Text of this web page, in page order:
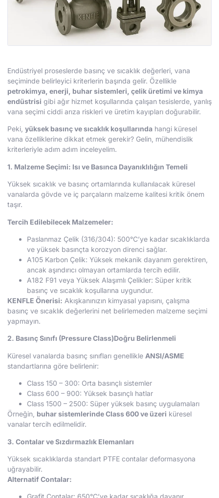
Endüstriyel proseslerde basınç ve sıcaklık değerleri, vana
seçiminde belirleyici kriterlerin başında gelir. Özellikle
petrokimya, enerji, buhar sistemleri, çelik üretimi ve kimya
endüstrisi gibi ağır hizmet koşullarında çalışan tesislerde, yanlış
vana seçimi ciddi arıza riskleri ve üretim kayıpları doğurabilir.
Peki, yüksek basınç ve sıcaklık koşullarında hangi küresel
vana özelliklerine dikkat etmek gerekir? Gelin, mühendislik
kriterleriyle adım adım inceleyelim.
1. Malzeme Seçimi: Isı ve Basınca Dayanıklılığın Temeli
Yüksek sıcaklık ve basınç ortamlarında kullanılacak küresel
vanalarda gövde ve iç parçaların malzeme kalitesi kritik önem
taşır.
Tercih Edilebilecek Malzemeler:
Paslanmaz Çelik (316/304): 500°C’ye kadar sıcaklıklarda
ve yüksek basınçta korozyon direnci sağlar.
A105 Karbon Çelik: Yüksek mekanik dayanım gerektiren,
ancak aşındırıcı olmayan ortamlarda tercih edilir.
A182 F91 veya Yüksek Alaşımlı Çelikler: Süper kritik
basınç ve sıcaklık koşullarına uygundur.
KENFLE Önerisi: Akışkanınızın kimyasal yapısını, çalışma
basınç ve sıcaklık değerlerini net belirlemeden malzeme seçimi
yapmayın.
2. Basınç Sınıfı (Pressure Class)Doğru Belirlenmeli
Küresel vanalarda basınç sınıfları genellikle ANSI/ASME
standartlarına göre belirlenir:
Class 150 – 300: Orta basınçlı sistemler
Class 600 – 900: Yüksek basınçlı hatlar
Class 1500 – 2500: Süper yüksek basınç uygulamaları
Örneğin, buhar sistemlerinde Class 600 ve üzeri küresel
vanalar tercih edilmelidir.
3. Contalar ve Sızdırmazlık Elemanları
Yüksek sıcaklıklarda standart PTFE contalar deformasyona
uğrayabilir.
Alternatif Contalar: